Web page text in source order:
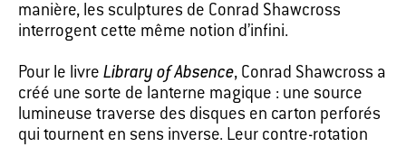
manière, les sculptures de Conrad Shawcross
interrogent cette même notion d’infini.
Pour le livre Library of Absence, Conrad Shawcross a
créé une sorte de lanterne magique : une source
lumineuse traverse des disques en carton perforés
qui tournent en sens inverse. Leur contre-rotation